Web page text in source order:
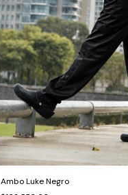
Ambo Luke Negro